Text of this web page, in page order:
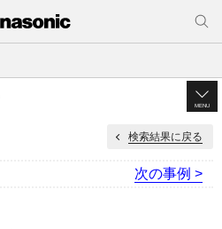
MENU
検索結果に戻る
次の事例 >